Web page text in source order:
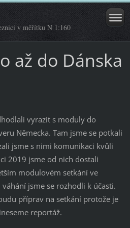
v měřítku N 1:160
až do Dánska
vyrazit s moduly do
Německa. Tam jsme se potkali
jsme s nimi komunikaci kvůli
2019 jsme od nich dostali
modulovém setkání ve
jsme se rozhodli k účasti.
příprav na setkání protože je
reportáž.